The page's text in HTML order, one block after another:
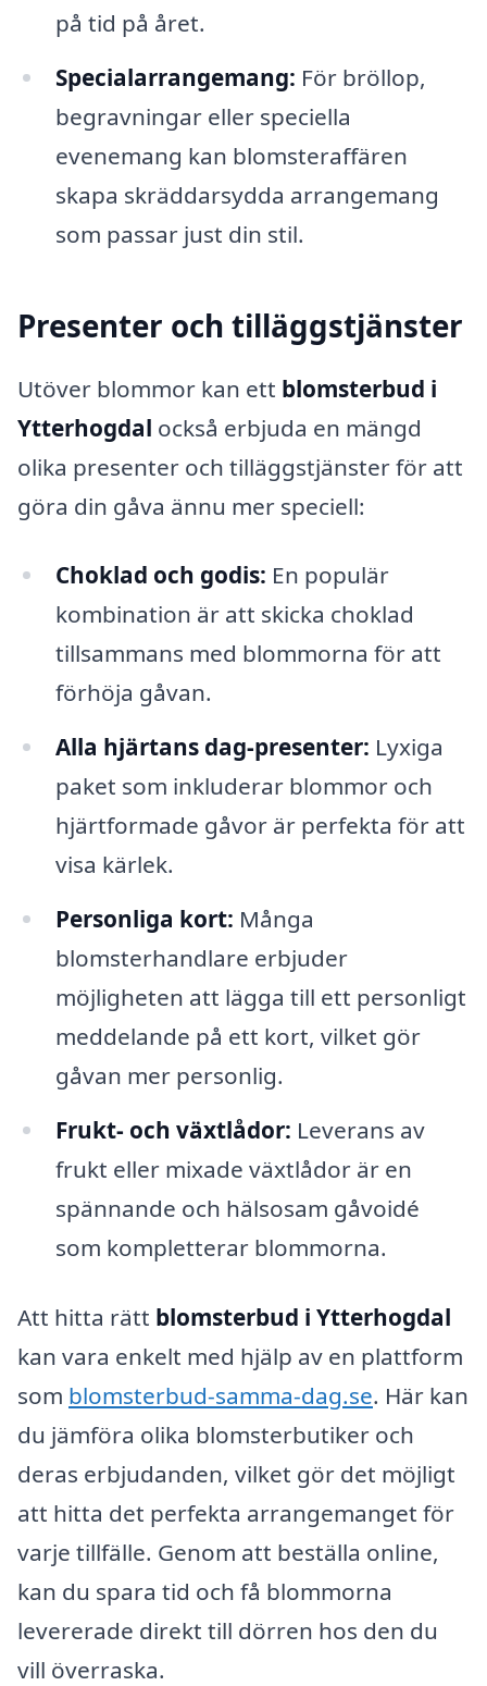
på tid på året.
Specialarrangemang: För bröllop,
begravningar eller speciella
evenemang kan blomsteraffären
skapa skräddarsydda arrangemang
som passar just din stil.
Presenter och tilläggstjänster
Utöver blommor kan ett blomsterbud i
Ytterhogdal också erbjuda en mängd
olika presenter och tilläggstjänster för att
göra din gåva ännu mer speciell:
Choklad och godis: En populär
kombination är att skicka choklad
tillsammans med blommorna för att
förhöja gåvan.
Alla hjärtans dag-presenter: Lyxiga
paket som inkluderar blommor och
hjärtformade gåvor är perfekta för att
visa kärlek.
Personliga kort: Många
blomsterhandlare erbjuder
möjligheten att lägga till ett personligt
meddelande på ett kort, vilket gör
gåvan mer personlig.
Frukt- och växtlådor: Leverans av
frukt eller mixade växtlådor är en
spännande och hälsosam gåvoidé
som kompletterar blommorna.
Att hitta rätt blomsterbud i Ytterhogdal
kan vara enkelt med hjälp av en plattform
som blomsterbud-samma-dag.se. Här kan
du jämföra olika blomsterbutiker och
deras erbjudanden, vilket gör det möjligt
att hitta det perfekta arrangemanget för
varje tillfälle. Genom att beställa online,
kan du spara tid och få blommorna
levererade direkt till dörren hos den du
vill överraska.